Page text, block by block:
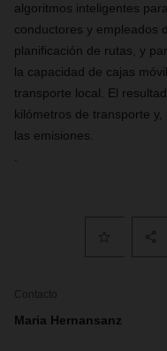
algoritmos inteligentes
conductores y empleados
planificación de rutas, y
la capacidad de cajas
transporte local. El
kilómetros de transporte
las emisiones.
Contacto
Maria Hernansanz